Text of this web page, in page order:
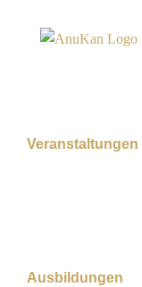
Veranstaltungen
Ausbildungen